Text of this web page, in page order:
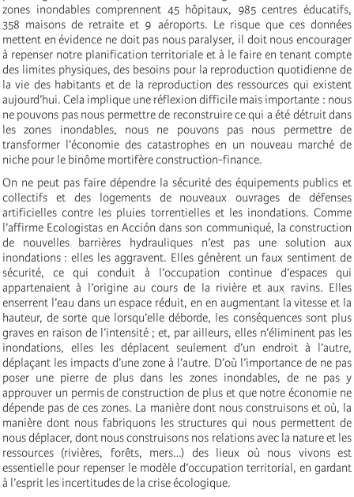
zones inondables comprennent 45 hôpitaux, 985 centres éducatifs,
358 maisons de retraite et 9 aéroports. Le risque que ces données
mettent en évidence ne doit pas nous paralyser, il doit nous encourager
à repenser notre planification territoriale et à le faire en tenant compte
des limites physiques, des besoins pour la reproduction quotidienne de
la vie des habitants et de la reproduction des ressources qui existent
aujourd’hui. Cela implique une réflexion difficile mais importante : nous
ne pouvons pas nous permettre de reconstruire ce qui a été détruit dans
les zones inondables, nous ne pouvons pas nous permettre de
transformer l’économie des catastrophes en un nouveau marché de
niche pour le binôme mortifère construction-finance.
On ne peut pas faire dépendre la sécurité des équipements publics et
collectifs et des logements de nouveaux ouvrages de défenses
artificielles contre les pluies torrentielles et les inondations. Comme
l’affirme Ecologistas en Acción dans son communiqué, la construction
de nouvelles barrières hydrauliques n’est pas une solution aux
inondations : elles les aggravent. Elles génèrent un faux sentiment de
sécurité, ce qui conduit à l’occupation continue d’espaces qui
appartenaient à l’origine au cours de la rivière et aux ravins. Elles
enserrent l’eau dans un espace réduit, en en augmentant la vitesse et la
hauteur, de sorte que lorsqu’elle déborde, les conséquences sont plus
graves en raison de l’intensité ; et, par ailleurs, elles n’éliminent pas les
inondations, elles les déplacent seulement d’un endroit à l’autre,
déplaçant les impacts d’une zone à l’autre. D’où l’importance de ne pas
poser une pierre de plus dans les zones inondables, de ne pas y
approuver un permis de construction de plus et que notre économie ne
dépende pas de ces zones. La manière dont nous construisons et où, la
manière dont nous fabriquons les structures qui nous permettent de
nous déplacer, dont nous construisons nos relations avec la nature et les
ressources (rivières, forêts, mers…) des lieux où nous vivons est
essentielle pour repenser le modèle d’occupation territorial, en gardant
à l’esprit les incertitudes de la crise écologique.